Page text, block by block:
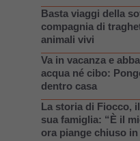
Basta viaggi della
compagnia di
animali vivi
Va in vacanza e
acqua né cibo:
dentro casa
La storia di Fiocco,
sua famiglia: “È il
ora piange chiuso in